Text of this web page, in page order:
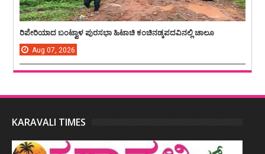
ರಿಪೇರಿಯಾದ ಬಂಟ್ವಾಳ ಪುರಸಭಾ ಹಿಟಾಚಿ ಕಂಚಿನಡ್ಕಪದವಿನಲ್ಲಿ ಚಾಲೂ
Aug 07, 2026
KARAVALI TIMES